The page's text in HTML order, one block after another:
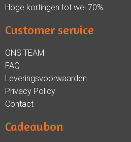
Hoge kortingen tot wel 70%
Customer service
ONS TEAM
FAQ
Leveringsvoorwaarden
Privacy Policy
Contact
Cadeaubon